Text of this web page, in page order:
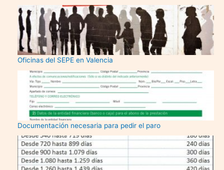
Oficinas del SEPE en Valencia
Documentación necesaria para pedir el paro